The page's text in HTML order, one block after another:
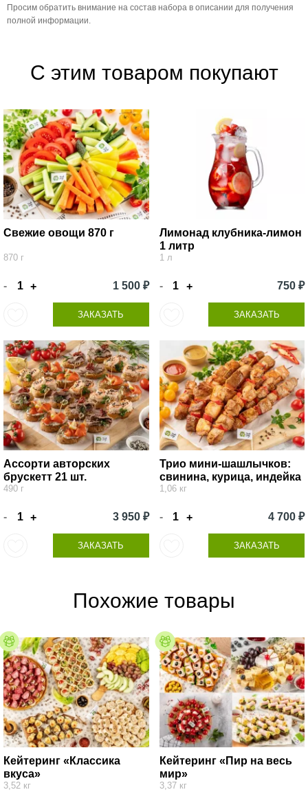
Просим обратить внимание на состав набора в описании для получения
полной информации.
С этим товаром покупают
Свежие овощи 870 г
870 г
- + 1 500 ₽
ЗАКАЗАТЬ
Лимонад клубника-лимон
1 литр
1 л
- + 750 ₽
ЗАКАЗАТЬ
Ассорти авторских
брускетт 21 шт.
490 г
- + 3 950 ₽
ЗАКАЗАТЬ
Трио мини-шашлычков:
свинина, курица, индейка
1,06 кг
- + 4 700 ₽
ЗАКАЗАТЬ
Похожие товары
Кейтеринг «Классика
вкуса»
3,52 кг
Кейтеринг «Пир на весь
мир»
3,37 кг